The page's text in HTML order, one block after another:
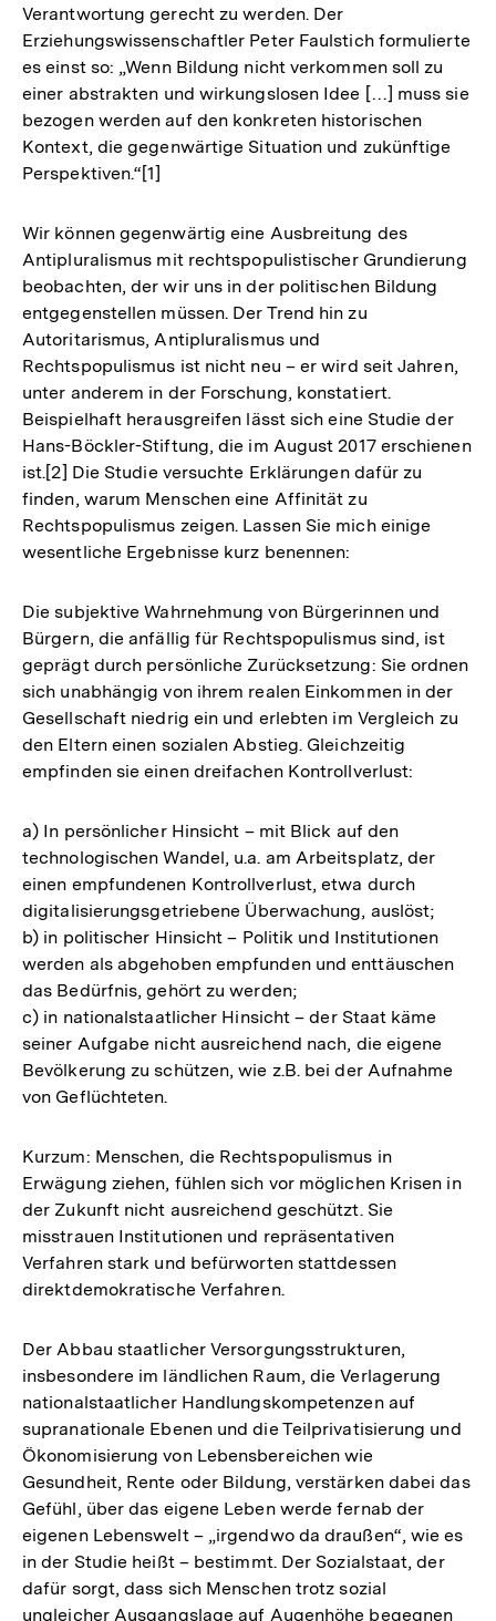
Verantwortung gerecht zu werden. Der
Erziehungswissenschaftler Peter Faulstich formulierte
es einst so: „Wenn Bildung nicht verkommen soll zu
einer abstrakten und wirkungslosen Idee […] muss sie
bezogen werden auf den konkreten historischen
Kontext, die gegenwärtige Situation und zukünftige
Perspektiven.“[1]
Wir können gegenwärtig eine Ausbreitung des
Antipluralismus mit rechtspopulistischer Grundierung
beobachten, der wir uns in der politischen Bildung
entgegenstellen müssen. Der Trend hin zu
Autoritarismus, Antipluralismus und
Rechtspopulismus ist nicht neu – er wird seit Jahren,
unter anderem in der Forschung, konstatiert.
Beispielhaft herausgreifen lässt sich eine Studie der
Hans-Böckler-Stiftung, die im August 2017 erschienen
ist.[2] Die Studie versuchte Erklärungen dafür zu
finden, warum Menschen eine Affinität zu
Rechtspopulismus zeigen. Lassen Sie mich einige
wesentliche Ergebnisse kurz benennen:
Die subjektive Wahrnehmung von Bürgerinnen und
Bürgern, die anfällig für Rechtspopulismus sind, ist
geprägt durch persönliche Zurücksetzung: Sie ordnen
sich unabhängig von ihrem realen Einkommen in der
Gesellschaft niedrig ein und erlebten im Vergleich zu
den Eltern einen sozialen Abstieg. Gleichzeitig
empfinden sie einen dreifachen Kontrollverlust:
a) In persönlicher Hinsicht – mit Blick auf den
technologischen Wandel, u.a. am Arbeitsplatz, der
einen empfundenen Kontrollverlust, etwa durch
digitalisierungsgetriebene Überwachung, auslöst;
b) in politischer Hinsicht – Politik und Institutionen
werden als abgehoben empfunden und enttäuschen
das Bedürfnis, gehört zu werden;
c) in nationalstaatlicher Hinsicht – der Staat käme
seiner Aufgabe nicht ausreichend nach, die eigene
Bevölkerung zu schützen, wie z.B. bei der Aufnahme
von Geflüchteten.
Kurzum: Menschen, die Rechtspopulismus in
Erwägung ziehen, fühlen sich vor möglichen Krisen in
der Zukunft nicht ausreichend geschützt. Sie
misstrauen Institutionen und repräsentativen
Verfahren stark und befürworten stattdessen
direktdemokratische Verfahren.
Der Abbau staatlicher Versorgungsstrukturen,
insbesondere im ländlichen Raum, die Verlagerung
nationalstaatlicher Handlungskompetenzen auf
supranationale Ebenen und die Teilprivatisierung und
Ökonomisierung von Lebensbereichen wie
Gesundheit, Rente oder Bildung, verstärken dabei das
Gefühl, über das eigene Leben werde fernab der
eigenen Lebenswelt – „irgendwo da draußen“, wie es
in der Studie heißt – bestimmt. Der Sozialstaat, der
dafür sorgt, dass sich Menschen trotz sozial
ungleicher Ausgangslage auf Augenhöhe begegnen